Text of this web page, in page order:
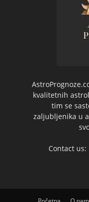
kvalitetnih
tim se
zaljubljenika u
Contact us: